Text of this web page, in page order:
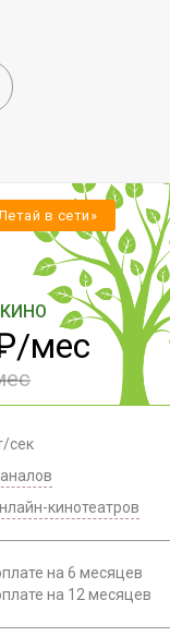
в сети»
мес
сек
кинотеатров
на 6 месяцев
на 12 месяцев